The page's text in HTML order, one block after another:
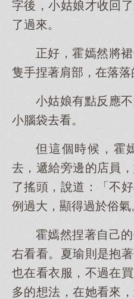
字後，小姑娘才收回
了過來。
正好，霍嫣然將
隻手捏著肩部，在落落
小姑娘有點反應
小腦袋去看。
但這個時候，霍
去，遞給旁邊的店員
了搖頭，說道：「不
例過大，顯得過於俗氣
霍嫣然捏著自己
右看看。夏瑜則是抱
也在看衣服，不過在
多的想法，在她看來